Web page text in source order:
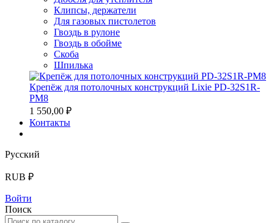
Клипсы, держатели
Для газовых пистолетов
Гвоздь в рулоне
Гвоздь в обойме
Скоба
Шпилька
Крепёж для потолочных конструкций Lixie PD-32S1R-
PM8
1 550,00 ₽
Контакты
Русский
RUB ₽
Войти
Поиск